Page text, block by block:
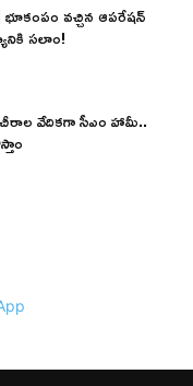
వచ్చిన ఆపరేషన్
సలాం!
వేదికగా సీఎం హామీ..